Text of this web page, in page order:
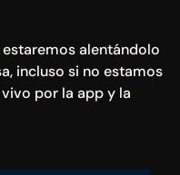
alentándolo
incluso si no estamos
por la app y la